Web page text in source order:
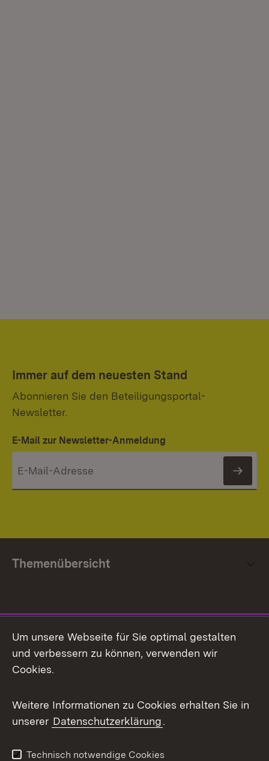
Immer auf dem neuesten Stand
Abonnieren Sie den Beteiligungsportal-
Newsletter.
E-Mail zur Newsletter-Anmeldung
Themenübersicht
Facebook
X / Twitter
Youtube
Um unsere Webseite für Sie optimal gestalten
und verbessern zu können, verwenden wir
Cookies.
Weitere Informationen zu Cookies erhalten Sie in
unserer Datenschutzerklärung.
Technisch notwendige Cookies